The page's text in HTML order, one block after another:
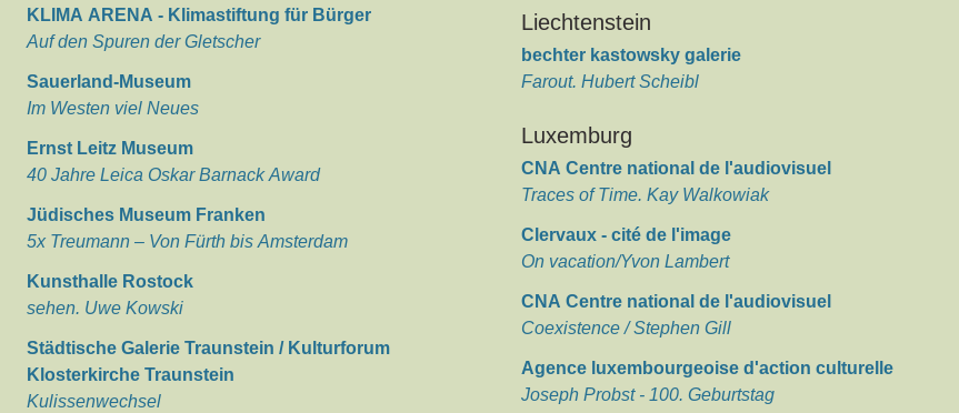
KLIMA ARENA - Klimastiftung für Bürger
Auf den Spuren der Gletscher
Sauerland-Museum
Im Westen viel Neues
Ernst Leitz Museum
40 Jahre Leica Oskar Barnack Award
Jüdisches Museum Franken
5x Treumann – Von Fürth bis Amsterdam
Kunsthalle Rostock
sehen. Uwe Kowski
Städtische Galerie Traunstein / Kulturforum
Klosterkirche Traunstein
Kulissenwechsel
Liechtenstein
bechter kastowsky galerie
Farout. Hubert Scheibl
Luxemburg
CNA Centre national de l'audiovisuel
Traces of Time. Kay Walkowiak
Clervaux - cité de l'image
On vacation/Yvon Lambert
CNA Centre national de l'audiovisuel
Coexistence / Stephen Gill
Agence luxembourgeoise d'action culturelle
Joseph Probst - 100. Geburtstag